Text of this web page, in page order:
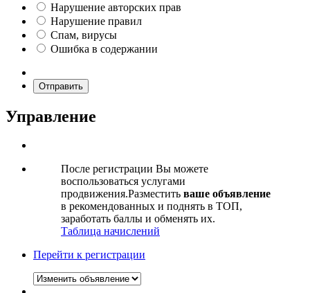
Нарушение авторских прав
Нарушение правил
Спам, вирусы
Ошибка в содержании
Отправить
Управление
После регистрации Вы можете
воспользоваться услугами
продвижения.Разместить ваше объявление
в рекомендованных и поднять в ТОП,
заработать баллы и обменять их.
Таблица начислений
Перейти к регистрации